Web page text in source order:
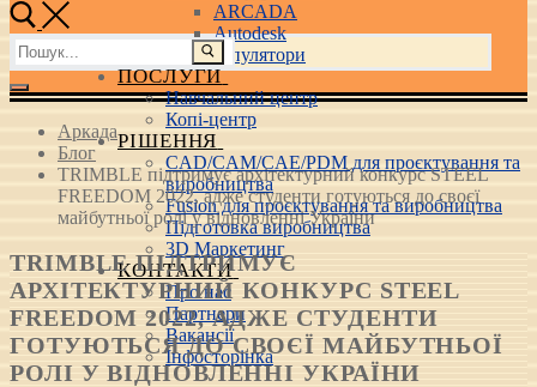
ARCADA
Autodesk
3D маніпулятори
ПОСЛУГИ
Навчальний центр
Копі-центр
РІШЕННЯ
CAD/CAM/CAE/PDM для проєктування та
виробництва
Fusion для проєктування та виробництва
Підготовка виробництва
3D Маркетинг
КОНТАКТИ
Про нас
Партнери
Вакансії
Інфосторінка
Пошук:
Аркада
Блог
TRIMBLE підтримує архітектурний конкурс STEEL
FREEDOM 2022, адже студенти готуються до своєї
майбутньої ролі у відновленні України
TRIMBLE ПІДТРИМУЄ
АРХІТЕКТУРНИЙ КОНКУРС STEEL
FREEDOM 2022, АДЖЕ СТУДЕНТИ
ГОТУЮТЬСЯ ДО СВОЄЇ МАЙБУТНЬОЇ
РОЛІ У ВІДНОВЛЕННІ УКРАЇНИ